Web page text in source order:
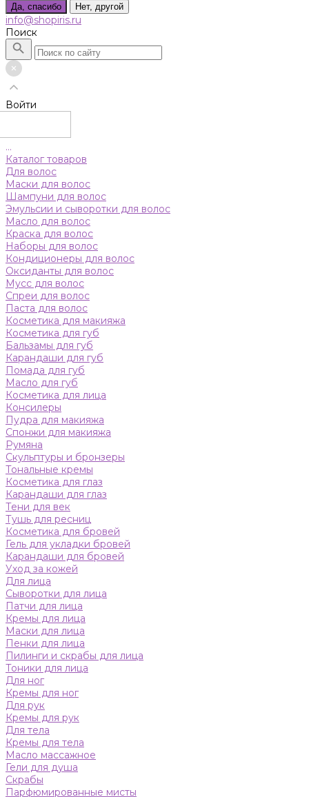
Да, спасибо Нет, другой
info@shopiris.ru
Поиск
Войти
...
Каталог товаров
Для волос
Маски для волос
Шампуни для волос
Эмульсии и сыворотки для волос
Масло для волос
Краска для волос
Наборы для волос
Кондиционеры для волос
Оксиданты для волос
Мусс для волос
Спреи для волос
Паста для волос
Косметика для макияжа
Косметика для губ
Бальзамы для губ
Карандаши для губ
Помада для губ
Масло для губ
Косметика для лица
Консилеры
Пудра для макияжа
Спонжи для макияжа
Румяна
Скульптуры и бронзеры
Тональные кремы
Косметика для глаз
Карандаши для глаз
Тени для век
Тушь для ресниц
Косметика для бровей
Гель для укладки бровей
Карандаши для бровей
Уход за кожей
Для лица
Сыворотки для лица
Патчи для лица
Кремы для лица
Маски для лица
Пенки для лица
Пилинги и скрабы для лица
Тоники для лица
Для ног
Кремы для ног
Для рук
Кремы для рук
Для тела
Кремы для тела
Масло массажное
Гели для душа
Скрабы
Парфюмированные мисты